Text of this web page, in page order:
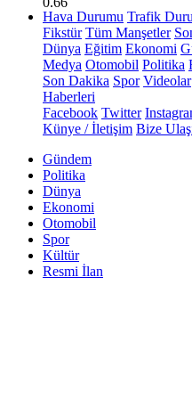
Hava Durumu Trafik
Fikstür Tüm Manşetler
Dünya Eğitim Ekonomi
Medya Otomobil Politika
Son Dakika Spor Videolar
Haberleri
Facebook Twitter
Künye / İletişim Bize
Gündem
Politika
Dünya
Ekonomi
Otomobil
Spor
Kültür
Resmi İlan